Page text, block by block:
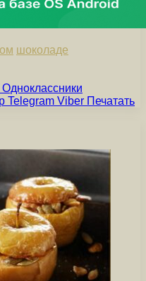
шоколаде
Одноклассники
Telegram Viber Печатать